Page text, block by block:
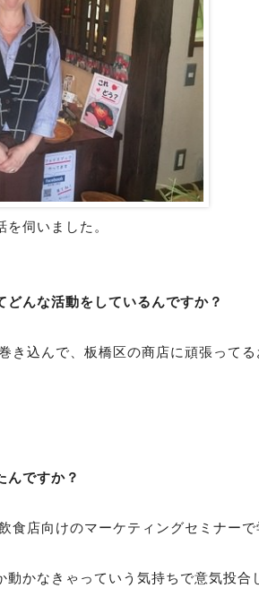
を伺いました。
んな活動をしているんですか？
き込んで、板橋区の商店に頑張ってる
ですか？
食店向けのマーケティングセミナーで
かなきゃっていう気持ちで意気投合